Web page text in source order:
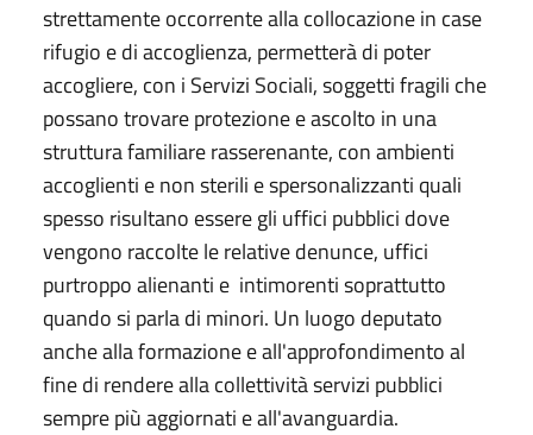
strettamente occorrente alla collocazione in case
rifugio e di accoglienza, permetterà di poter
accogliere, con i Servizi Sociali, soggetti fragili che
possano trovare protezione e ascolto in una
struttura familiare rasserenante, con ambienti
accoglienti e non sterili e spersonalizzanti quali
spesso risultano essere gli uffici pubblici dove
vengono raccolte le relative denunce, uffici
purtroppo alienanti e intimorenti soprattutto
quando si parla di minori. Un luogo deputato
anche alla formazione e all'approfondimento al
fine di rendere alla collettività servizi pubblici
sempre più aggiornati e all'avanguardia.